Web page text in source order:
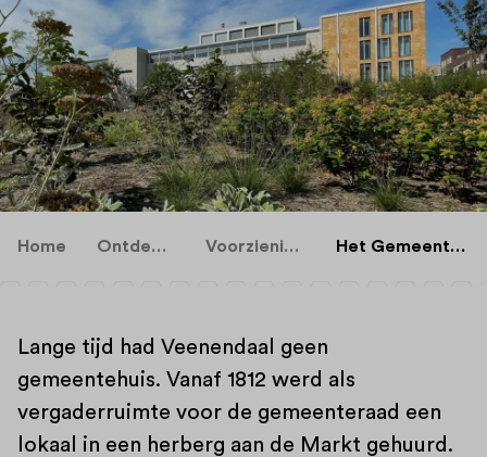
Home Ontdekken Voorzieningen Het Gemeentehuis
Lange tijd had Veenendaal geen
gemeentehuis. Vanaf 1812 werd als
vergaderruimte voor de gemeenteraad een
lokaal in een herberg aan de Markt gehuurd.